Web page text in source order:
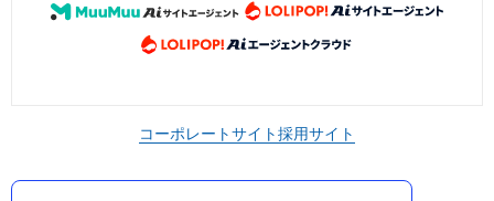
コーポレートサイト採用サイト